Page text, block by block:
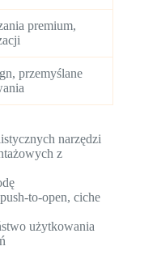
premium,
przemyślane
narzędzi
z
to-open, ciche
użytkowania